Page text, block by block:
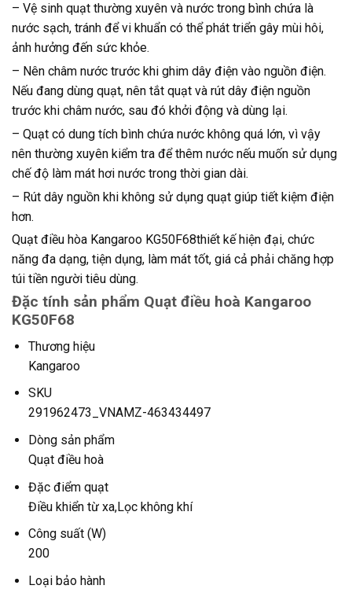
– Vệ sinh quạt thường xuyên và nước trong bình chứa là
nước sạch, tránh để vi khuẩn có thể phát triển gây mùi hôi,
ảnh hưởng đến sức khỏe.
– Nên châm nước trước khi ghim dây điện vào nguồn điện.
Nếu đang dùng quạt, nên tắt quạt và rút dây điện nguồn
trước khi châm nước, sau đó khởi động và dùng lại.
– Quạt có dung tích bình chứa nước không quá lớn, vì vậy
nên thường xuyên kiểm tra để thêm nước nếu muốn sử dụng
chế độ làm mát hơi nước trong thời gian dài.
– Rút dây nguồn khi không sử dụng quạt giúp tiết kiệm điện
hơn.
Quạt điều hòa Kangaroo KG50F68thiết kế hiện đại, chức
năng đa dạng, tiện dụng, làm mát tốt, giá cả phải chăng hợp
túi tiền người tiêu dùng.
Đặc tính sản phẩm Quạt điều hoà Kangaroo
KG50F68
Thương hiệu
Kangaroo
SKU
291962473_VNAMZ-463434497
Dòng sản phẩm
Quạt điều hoà
Đặc điểm quạt
Điều khiển từ xa,Lọc không khí
Công suất (W)
200
Loại bảo hành